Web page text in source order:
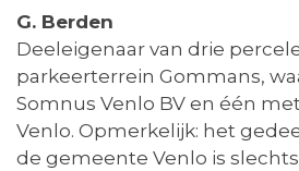
G. Berden
Deeleigenaar van drie
parkeerterrein Gommans,
Somnus Venlo BV en één
Venlo. Opmerkelijk: het
de gemeente Venlo is slechts